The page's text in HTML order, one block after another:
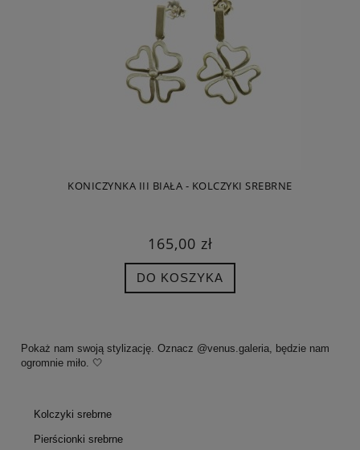
KONICZYNKA III BIAŁA - KOLCZYKI SREBRNE
165,00 zł
DO KOSZYKA
Pokaż nam swoją stylizację. Oznacz @venus.galeria, będzie nam
ogromnie miło. 🤍
Kolczyki srebrne
Pierścionki srebrne